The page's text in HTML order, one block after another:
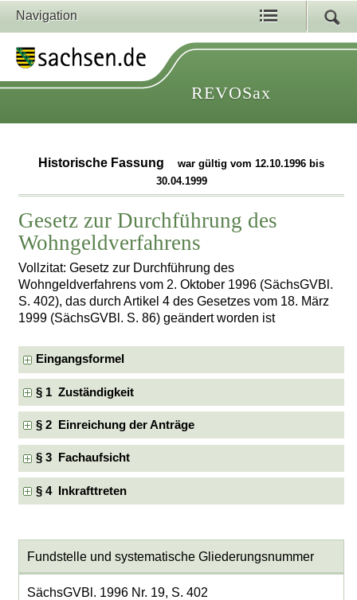
Navigation
REVOSax
Historische Fassung
war gültig vom 12.10.1996 bis
30.04.1999
Gesetz zur Durchführung des
Wohngeldverfahrens
Vollzitat: Gesetz zur Durchführung des
Wohngeldverfahrens vom 2. Oktober 1996 (SächsGVBl.
S. 402), das durch Artikel 4 des Gesetzes vom 18. März
1999 (SächsGVBl. S. 86) geändert worden ist
Eingangsformel
§ 1 Zuständigkeit
§ 2 Einreichung der Anträge
§ 3 Fachaufsicht
§ 4 Inkrafttreten
Fundstelle und systematische Gliederungsnummer
SächsGVBl. 1996 Nr. 19, S. 402